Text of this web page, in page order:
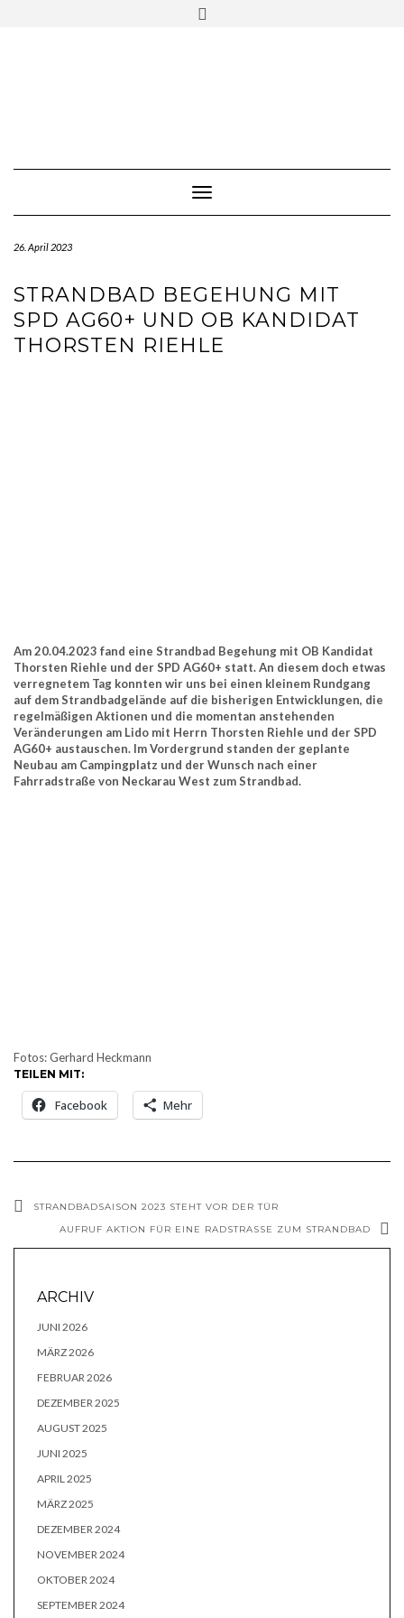
Toggle Navigation
26. April 2023
STRANDBAD BEGEHUNG MIT
SPD AG60+ UND OB KANDIDAT
THORSTEN RIEHLE
Am 20.04.2023 fand eine Strandbad Begehung mit OB Kandidat
Thorsten Riehle und der SPD AG60+ statt. An diesem doch etwas
verregnetem Tag konnten wir uns bei einen kleinem Rundgang
auf dem Strandbadgelände auf die bisherigen Entwicklungen, die
regelmäßigen Aktionen und die momentan anstehenden
Veränderungen am Lido mit Herrn Thorsten Riehle und der SPD
AG60+ austauschen. Im Vordergrund standen der geplante
Neubau am Campingplatz und der Wunsch nach einer
Fahrradstraße von Neckarau West zum Strandbad.
Fotos: Gerhard Heckmann
TEILEN MIT:
Facebook Mehr
STRANDBADSAISON 2023 STEHT VOR DER TÜR
AUFRUF AKTION FÜR EINE RADSTRASSE ZUM STRANDBAD
ARCHIV
JUNI 2026
MÄRZ 2026
FEBRUAR 2026
DEZEMBER 2025
AUGUST 2025
JUNI 2025
APRIL 2025
MÄRZ 2025
DEZEMBER 2024
NOVEMBER 2024
OKTOBER 2024
SEPTEMBER 2024